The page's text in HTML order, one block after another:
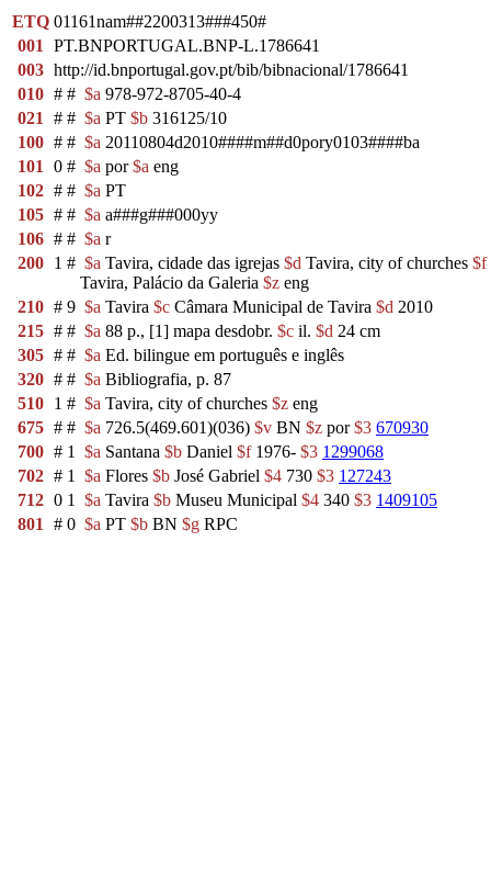
ETQ 01161nam##2200313###450#
001
PT.BNPORTUGAL.BNP-L.1786641
003 http://id.bnportugal.gov.pt/bib/bibnacional/1786641
010 # # $a 978-972-8705-40-4
021
# # $a PT $b 316125/10
100 # # $a 20110804d2010####m##d0pory0103####ba
101
0 # $a por$a eng
102 # # $a PT
105 # # $a a###g###000yy
106 # # $a r
200 1 # $a Tavira, cidade das igrejas $d Tavira, city of churches $f
Tavira, Palácio da Galeria $z eng
210 # 9 $a Tavira $c Câmara Municipal de Tavira $d 2010
215 # # $a 88 p., [1] mapa desdobr. $c il. $d 24 cm
305 # # $a Ed. bilingue em português e inglês
320 # # $a Bibliografia, p. 87
510 1 # $a Tavira, city of churches $z eng
675 # # $a 726.5(469.601)(036) $v BN $z por$3 670930
700 # 1 $a Santana $b Daniel $f1976- $3 1299068
702 # 1 $a Flores $b José Gabriel $4 730 $3 127243
712 0 1 $a Tavira $b Museu Municipal $4 340 $3 1409105
801
# 0 $a PT $b BN $g RPC